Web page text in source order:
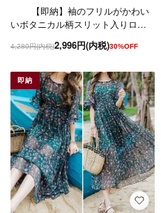
【即納】袖のフリルがかわい
いボタニカル柄スリット入りロン
4,280円(内税)2,996円(内税)30%OFF
即納